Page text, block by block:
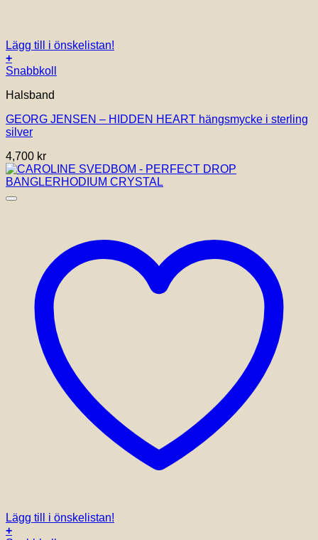
Lägg till i önskelistan!
+
Snabbkoll
Halsband
GEORG JENSEN – HIDDEN HEART hängsmycke i sterling
silver
4,700 kr
Lägg till i önskelistan!
+